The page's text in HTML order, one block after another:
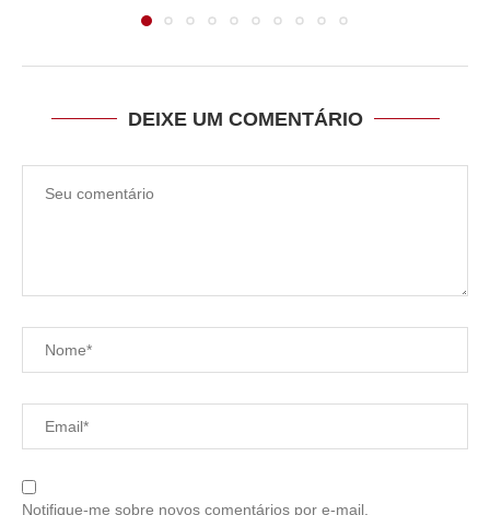
DEIXE UM COMENTÁRIO
Notifique-me sobre novos comentários por e-mail.